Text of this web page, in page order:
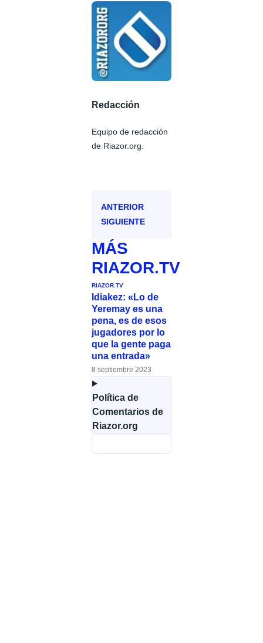
Redacción
Equipo de redacción
de Riazor.org.
ANTERIOR
SIGUIENTE
MÁS
RIAZOR.TV
RIAZOR.TV
Idiakez: «Lo de
Yeremay es una
pena, es de esos
jugadores por lo
que la gente paga
una entrada»
8 septiembre 2023
Política de
Comentarios de
Riazor.org